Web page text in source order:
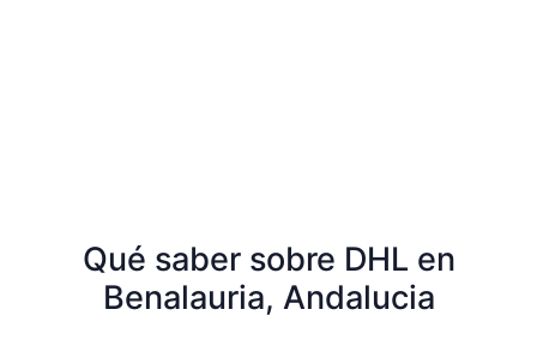
Qué saber sobre DHL en
Benalauria, Andalucia